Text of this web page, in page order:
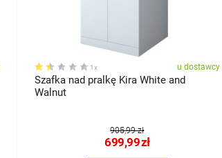
1x u dostawcy
Szafka nad pralkę Kira White and
Walnut
905,99 zł
699,99zł